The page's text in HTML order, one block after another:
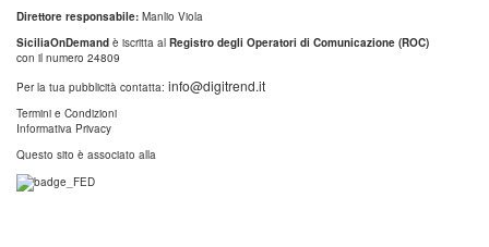
Direttore responsabile: Manlio Viola
SiciliaOnDemand è iscritta al Registro degli Operatori di Comunicazione (ROC)
con il numero 24809
Per la tua pubblicità contatta: info@digitrend.it
Termini e Condizioni
Informativa Privacy
Questo sito è associato alla